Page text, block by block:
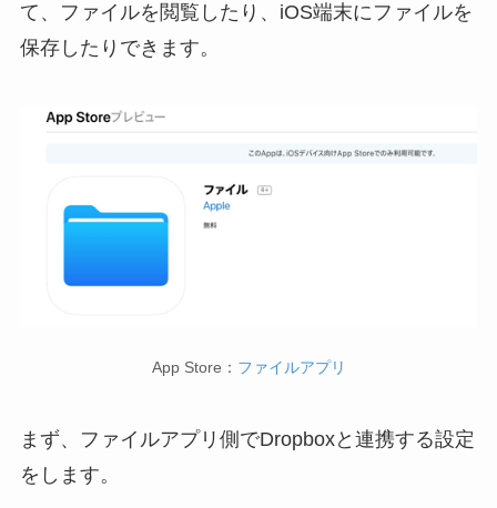
て、ファイルを閲覧したり、iOS端末にファイルを
保存したりできます。
App Store： ファイルアプリ
まず、ファイルアプリ側でDropboxと連携する設定
をします。